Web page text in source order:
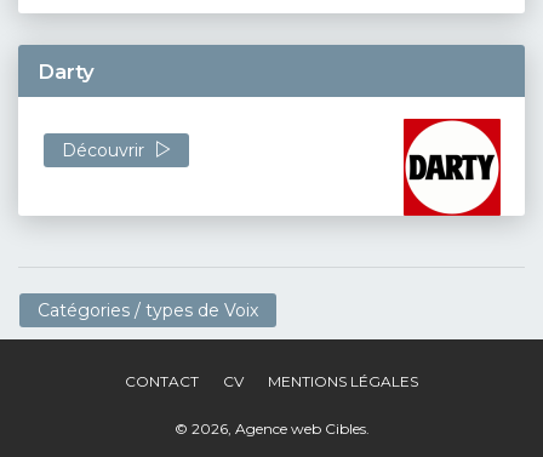
Darty
Découvrir
Catégories / types de Voix
CONTACT CV MENTIONS LÉGALES
© 2026, Agence web Cibles.